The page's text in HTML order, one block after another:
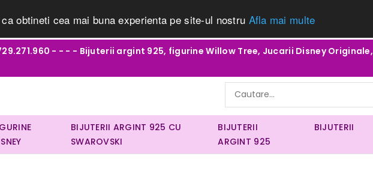
obtineti cea mai buna experienta pe site-ul nostru Afla mai multe
- - - - Bijuterii argint 925, figurine Willow Tree, Jucarii Disney Originale,
BIJUTERII ARGINT 925 CU
SWAROVSKI
BIJUTERII
ARGINT 925
BIJUTERII